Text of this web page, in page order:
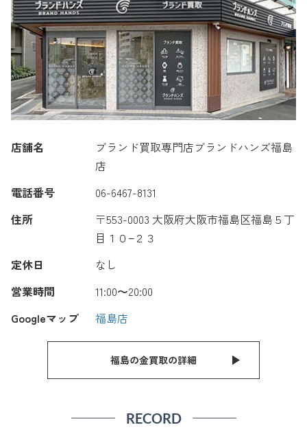
店舗名
ブランド買取専門店ブランドハンズ福島
店
電話番号
06-6467-8131
住所
〒553-0003 大阪府大阪市福島区福島５丁
目１０−２３
定休日
なし
営業時間
11:00〜20:00
Googleマップ
福島店
福島の金買取の詳細
RECORD